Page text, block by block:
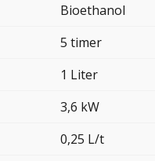
Bioethanol
5 timer
1 Liter
3,6 kW
0,25 L/t